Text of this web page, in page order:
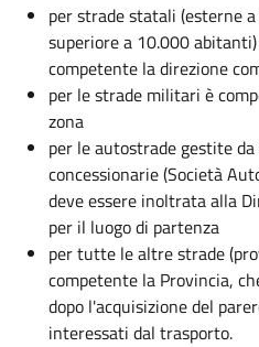
per strade statali (esterne
superiore a 10.000
competente la direzione
per le strade militari è
zona
per le autostrade gestite
concessionarie (Società
deve essere inoltrata alla
per il luogo di partenza
per tutte le altre strade
competente la Provincia,
dopo l'acquisizione del
interessati dal trasporto.